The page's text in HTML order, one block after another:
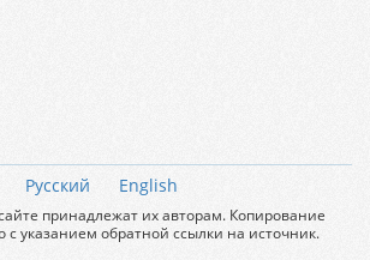
Русский English
принадлежат их авторам. Копирование
с указанием обратной ссылки на источник.